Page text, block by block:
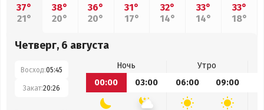
37°
21°
38°
20°
36°
20°
31°
17°
32°
14°
33°
14°
33°
18°
Четверг, 6 августа
Восход:05:45
Закат:20:26
Ночь
Утро
00:00
03:00 06:00 09:00